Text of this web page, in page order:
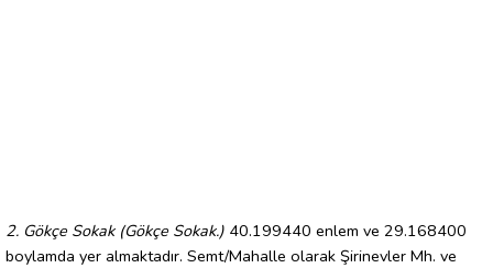
2. Gökçe Sokak (Gökçe Sokak.) 40.199440 enlem ve 29.168400
boylamda yer almaktadır. Semt/Mahalle olarak Şirinevler Mh. ve